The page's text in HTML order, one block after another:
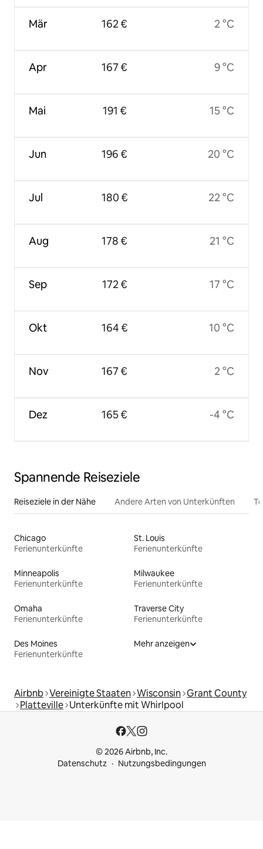
Mär
Apr
Mai
Jun
Jul
Aug
Sep
Okt
Nov
Dez
162 €
167 €
191 €
196 €
180 €
178 €
172 €
164 €
167 €
165 €
2 °C
9 °C
15 °C
20 °C
22 °C
21 °C
17 °C
10 °C
2 °C
-4 °C
Spannende Reiseziele
Reiseziele in der Nähe Andere Arten von Unterkünften
Chicago
Ferienunterkünfte
St. Louis
Ferienunterkünfte
Minneapolis
Ferienunterkünfte
Milwaukee
Ferienunterkünfte
Omaha
Ferienunterkünfte
Traverse City
Ferienunterkünfte
Des Moines
Ferienunterkünfte
Mehr anzeigen
Airbnb Vereinigte Staaten Wisconsin Grant County
Platteville Unterkünfte mit Whirlpool
© 2026 Airbnb, Inc.
Datenschutz
Nutzungsbedingungen